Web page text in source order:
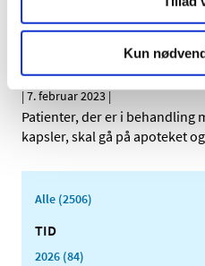
Kun
Antibiotikalægemidlet
Sandoz tilbagekaldes
| 7. februar 2023 |
Patienter, der er i behandling
kapsler, skal gå på apoteket
Alle (2506)
TID
2026 (84)